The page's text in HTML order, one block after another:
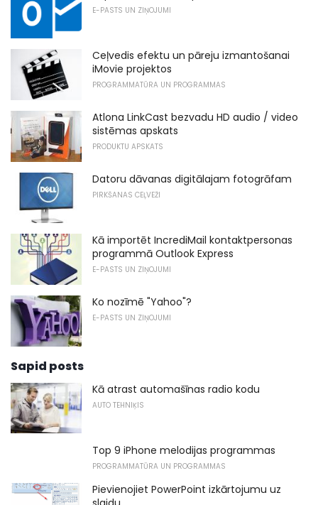
E-PASTS UN ZIŅOJUMI
Ceļvedis efektu un pāreju izmantošanai
iMovie projektos
PROGRAMMATŪRA UN PROGRAMMAS
Atlona LinkCast bezvadu HD audio / video
sistēmas apskats
PRODUKTU APSKATS
Datoru dāvanas digitālajam fotogrāfam
PIRKŠANAS CEĻVEŽI
Kā importēt IncrediMail kontaktpersonas
programmā Outlook Express
E-PASTS UN ZIŅOJUMI
Ko nozīmē "Yahoo"?
E-PASTS UN ZIŅOJUMI
Sapid posts
Kā atrast automašīnas radio kodu
AUTO TEHNIĶIS
Top 9 iPhone melodijas programmas
PROGRAMMATŪRA UN PROGRAMMAS
Pievienojiet PowerPoint izkārtojumu uz